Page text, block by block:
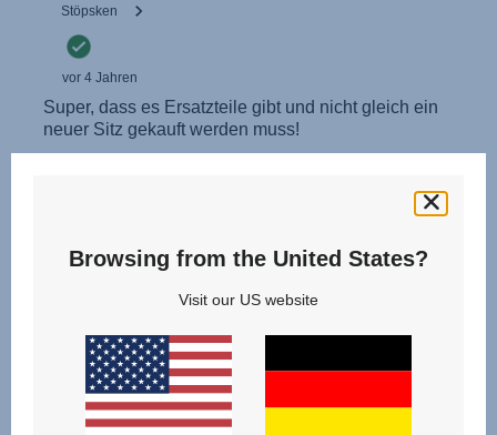
Browsing from the United States?
Visit our US website